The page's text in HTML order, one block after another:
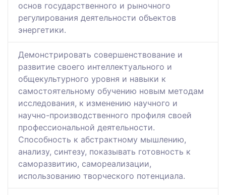
основ государственного и рыночного
регулирования деятельности объектов
энергетики.
Демонстрировать совершенствование и
развитие своего интеллектуального и
общекультурного уровня и навыки к
самостоятельному обучению новым методам
исследования, к изменению научного и
научно-производственного профиля своей
профессиональной деятельности.
Способность к абстрактному мышлению,
анализу, синтезу, показывать готовность к
саморазвитию, самореализации,
использованию творческого потенциала.